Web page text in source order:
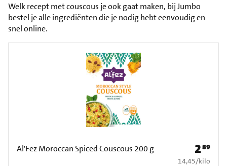
Welk recept met couscous je ook gaat maken, bij Jumbo
bestel je alle ingrediënten die je nodig hebt eenvoudig en
snel online.
Al'Fez Moroccan Spiced Couscous 200 g Prijs: €
289
€ 14,45 per kilo
14,45/kilo